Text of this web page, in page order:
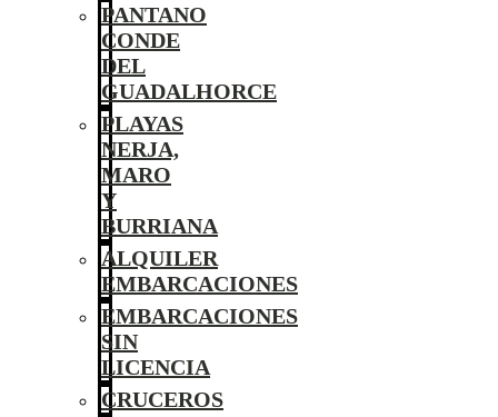
PANTANO
CONDE
DEL
GUADALHORCE
PLAYAS
NERJA,
MARO
Y
BURRIANA
ALQUILER
EMBARCACIONES
EMBARCACIONES
SIN
LICENCIA
CRUCEROS